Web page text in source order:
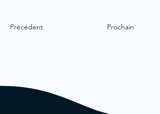
Précédent Prochain